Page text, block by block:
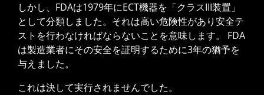
しかし、FDAは1979年にECT機器を「クラスIII装置」
として分類しました。それは高い危険性があり安全テ
ストを行わなければならないことを意味します。 FDA
は製造業者にその安全を証明するために3年の猶予を
与えました。
これは決して実行されませんでした。